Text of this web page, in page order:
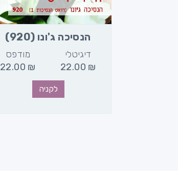
הנסיכה ג'ונו (920)
מודפס
22.00 ₪
דיגיטלי
22.00 ₪
לקניה